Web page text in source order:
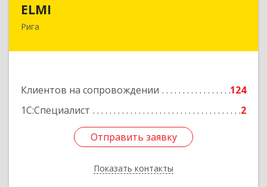
ELMI
Рига
Клиентов на сопровождении
124
1С:Специалист
2
Отправить заявку
Показать контакты
Отправить заявку
Назад